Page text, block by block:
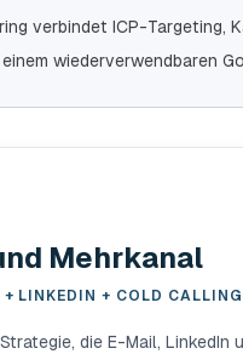
verbindet ICP-Targeting,
wiederverwendbaren
Mehrkanal
LINKEDIN + COLD CALLING
die E-Mail, LinkedIn